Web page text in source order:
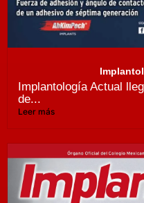
Implantología Actual
de...
Leer más